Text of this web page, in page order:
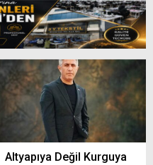
Altyapıya Değil Kurguya